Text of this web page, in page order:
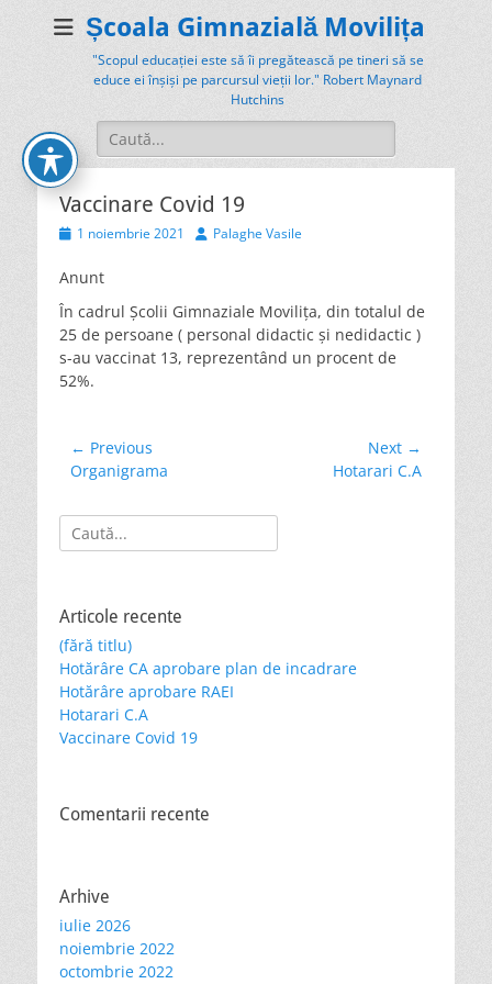
Școala Gimnazială Movilița
"Scopul educației este să îi pregătească pe tineri să se
educe ei înșiși pe parcursul vieții lor." Robert Maynard
Hutchins
Search
for:
Vaccinare Covid 19
Posted1 noiembrie 2021 AuthorPalaghe Vasile
Anunt
În cadrul Școlii Gimnaziale Movilița, din totalul de
25 de persoane ( personal didactic și nedidactic )
s-au vaccinat 13, reprezentând un procent de
52%.
Navigare
în
← Previous
Previous
Organigrama
Next →
Hotarari C.A
Search
for:
Articole recente
(fără titlu)
Hotărâre CA aprobare plan de incadrare
Hotărâre aprobare RAEI
Hotarari C.A
Vaccinare Covid 19
Comentarii recente
Arhive
iulie 2026
noiembrie 2022
octombrie 2022